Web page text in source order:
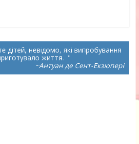
дітей, невідомо, які випробування
життя.
~Антуан де Сент-Екзюпері